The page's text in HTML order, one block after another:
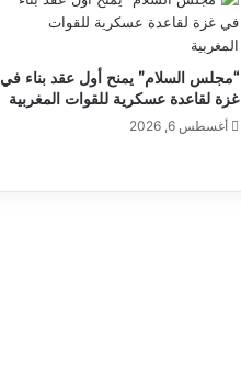
“مجلس السلام” يمنح أول عقد بناء في
غزة لقاعدة عسكرية للقوات المغربية
أغسطس 6, 2026